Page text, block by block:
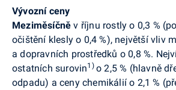
Vývozní ceny
Meziměsíčně v říjnu rostly o 0,3 %
očištění klesly o 0,4 %), největší vliv
a dopravních prostředků o 0,8 %.
ostatních surovin1) o 2,5 % (hlavně
odpadu) a ceny chemikálií o 2,1 %